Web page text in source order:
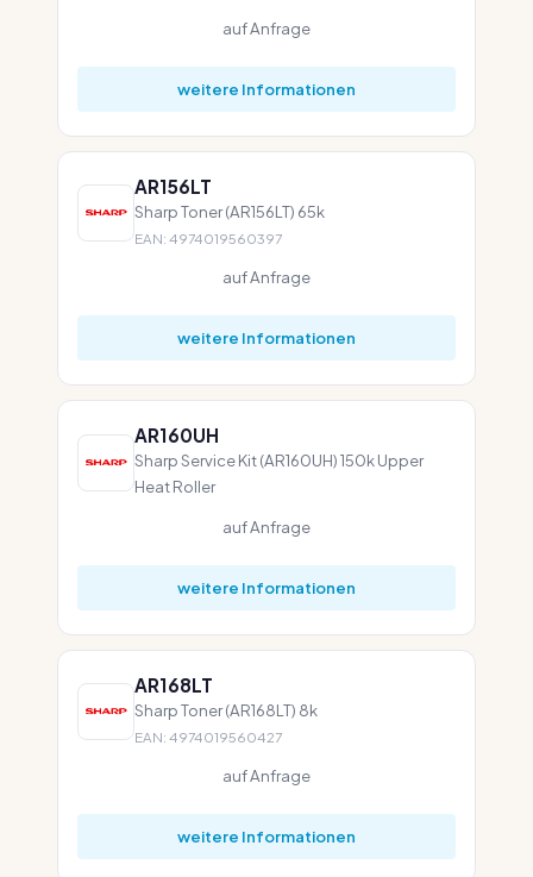
auf Anfrage
weitere Informationen
AR156LT
Sharp Toner (AR156LT) 65k
EAN: 4974019560397
auf Anfrage
weitere Informationen
AR160UH
Sharp Service Kit (AR160UH) 150k Upper
Heat Roller
auf Anfrage
weitere Informationen
AR168LT
Sharp Toner (AR168LT) 8k
EAN: 4974019560427
auf Anfrage
weitere Informationen